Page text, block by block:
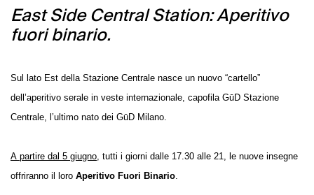
East Side Central Station: Aperitivo
fuori binario.
Sul lato Est della Stazione Centrale nasce un nuovo “cartello”
dell’aperitivo serale in veste internazionale, capofila GūD Stazione
Centrale, l’ultimo nato dei GūD Milano.
A partire dal 5 giugno , tutti i giorni dalle 17.30 alle 21, le nuove insegne
offriranno il loro Aperitivo Fuori Binario